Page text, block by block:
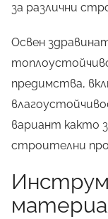
за различни
Освен
предимства,
вариант както
строителни